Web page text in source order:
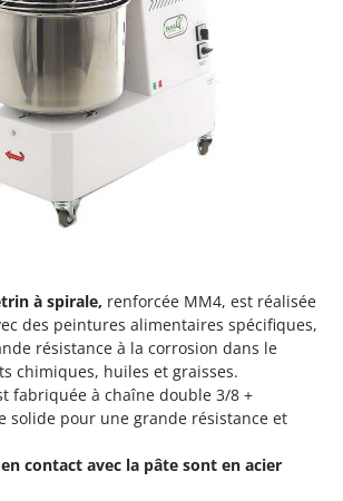
pommes de terre pour tracteur
coupe pour tracteur
à tracteur
à spirale, renforcée MM4, est réalisée
des peintures alimentaires spécifiques,
résistance à la corrosion dans le
chimiques, huiles et graisses.
fabriquée à chaîne double 3/8 +
solide pour une grande résistance et
contact avec la pâte sont en acier